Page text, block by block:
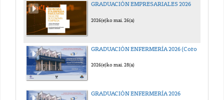
GRADUACIÓN EMPRESARIALES 2026
2026(e)ko mai. 26(a)
2026(e)ko mai. 28(a)
GRADUACIÓN ENFERMERÍA 2026